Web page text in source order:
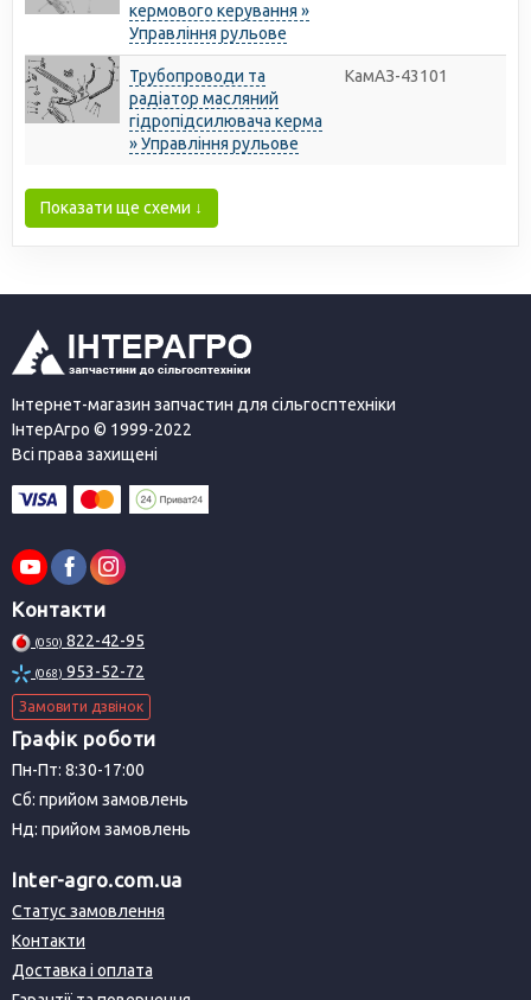
кермового керування »
Управління рульове
Трубопроводи та
радіатор масляний
гідропідсилювача керма
» Управління рульове
КамАЗ-43101
Показати ще схеми ↓
Інтернет-магазин запчастин для сільгосптехніки
ІнтерАгро © 1999-2022
Всі права захищені
Контакти
(050) 822-42-95
(068) 953-52-72
Замовити дзвінок
Графік роботи
Пн-Пт: 8:30-17:00
Сб: прийом замовлень
Нд: прийом замовлень
Inter-agro.com.ua
Статус замовлення
Контакти
Доставка і оплата